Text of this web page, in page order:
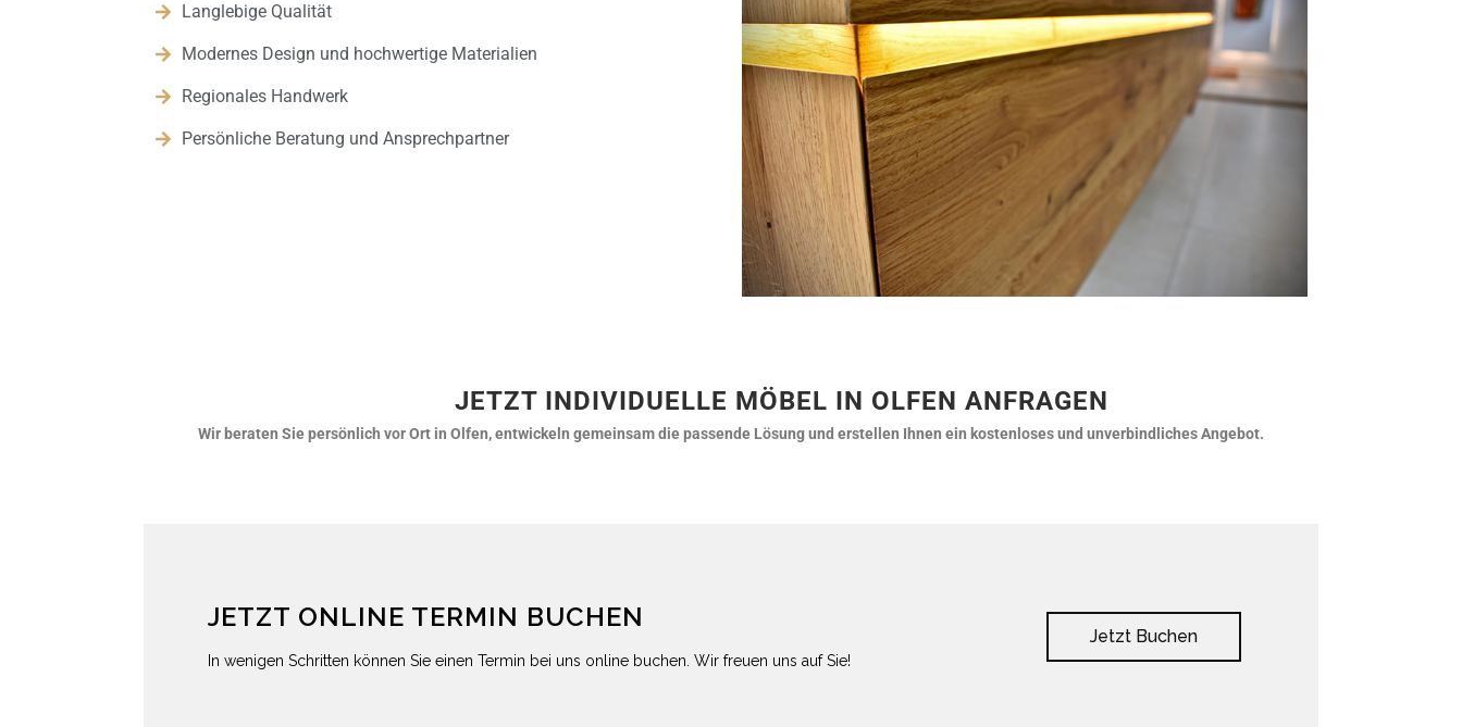
Langlebige Qualität
Modernes Design und hochwertige Materialien
Regionales Handwerk
Persönliche Beratung und Ansprechpartner
JETZT INDIVIDUELLE MÖBEL IN OLFEN ANFRAGEN
Wir beraten Sie persönlich vor Ort in Olfen, entwickeln gemeinsam die passende Lösung und erstellen Ihnen ein kostenloses und unverbindliches Angebot.
JETZT ONLINE TERMIN BUCHEN
In wenigen Schritten können Sie einen Termin bei uns online buchen. Wir freuen uns auf Sie!
Jetzt Buchen